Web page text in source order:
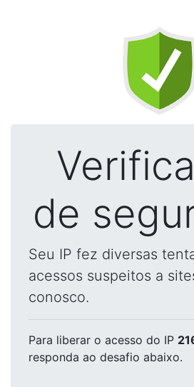
de
Seu IP fez diversas
acessos suspeitos a
conosco.
Para liberar o acesso do IP
responda ao desafio abaixo.